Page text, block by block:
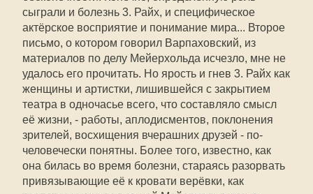
сыграли и болезнь 3. Райх, и специфическое
актёрское восприятие и понимание мира... Второе
письмо, о котором говорил Варпаховский, из
материалов по делу Мейерхольда исчезло, мне не
удалось его прочитать. Но ярость и гнев 3. Райх как
женщины и артистки, лишившейся с закрытием
театра в одночасье всего, что составляло смысл
её жизни, - работы, аплодисментов, поклонения
зрителей, восхищения вчерашних друзей - по-
человечески понятны. Более того, известно, как
она билась во время болезни, стараясь разорвать
привязывающие её к кровати верёвки, как